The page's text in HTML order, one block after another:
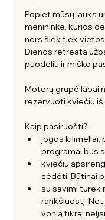
Popiet mūsų lauks
menininke, kurios
nors šiek tiek
Dienos retreatą
puodeliu ir miško
Moterų grupė labai
rezervuoti kviečiu
Kaip pasiruošti?
jogos kilimėliai,
programai bus
kviečiu
sėdėti. Būtinai
su savimi turėk
rankšluostį.
vonią tikrai